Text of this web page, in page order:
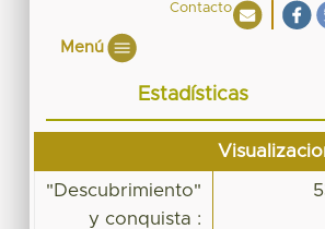
Contacto
Menú
Estadísticas
"Descubrimiento"
y conquista :